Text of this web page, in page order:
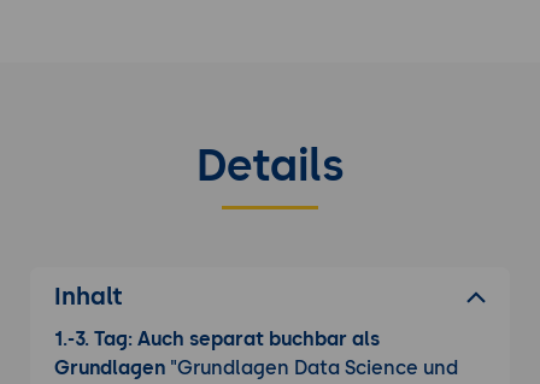
Details
Inhalt
1.-3. Tag: Auch separat buchbar als
Grundlagen "Grundlagen Data Science und